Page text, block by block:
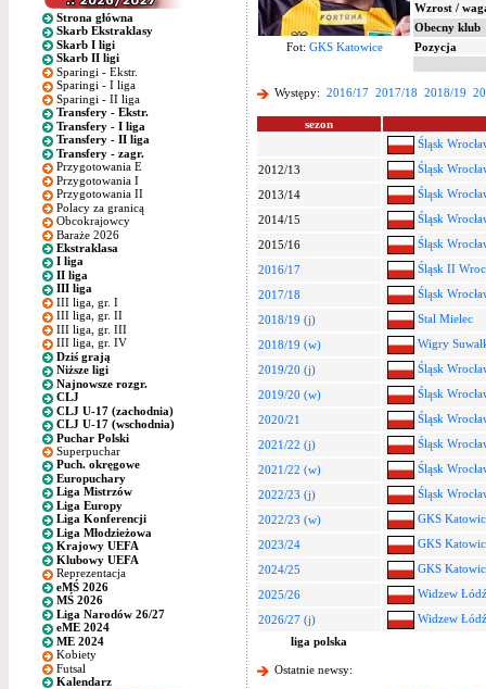
Strona główna
Skarb Ekstraklasy
Skarb I ligi
Skarb II ligi
Sparingi - Ekstr.
Sparingi - I liga
Sparingi - II liga
Transfery - Ekstr.
Transfery - I liga
Transfery - II liga
Transfery - zagr.
Przygotowania E
Przygotowania I
Przygotowania II
Polacy za granicą
Obcokrajowcy
Baraże 2026
Ekstraklasa
I liga
II liga
III liga
III liga, gr. I
III liga, gr. II
III liga, gr. III
III liga, gr. IV
Dziś grają
Niższe ligi
Najnowsze rozgr.
CLJ
CLJ U-17 (zachodnia)
CLJ U-17 (wschodnia)
Puchar Polski
Superpuchar
Puch. okręgowe
Europuchary
Liga Mistrzów
Liga Europy
Liga Konferencji
Liga Młodzieżowa
Krajowy UEFA
Klubowy UEFA
Reprezentacja
eMŚ 2026
MŚ 2026
Liga Narodów 26/27
eME 2024
ME 2024
Kobiety
Futsal
Kalendarz
Wzrost /
Obecny klub
Fot: GKS Katowice Pozycja
Występy: 2016/17 2017/18 2018/19
sezon
Śląsk
2012/13
Śląsk
2013/14
Śląsk
2014/15
Śląsk
2015/16
Śląsk
2016/17
Śląsk II
2017/18
Śląsk
2018/19 (j)
Stal Mielec
2018/19 (w)
Wigry
2019/20 (j)
Śląsk
2019/20 (w)
Śląsk
2020/21
Śląsk
2021/22 (j)
Śląsk
2021/22 (w)
Śląsk
2022/23 (j)
Śląsk
2022/23 (w)
GKS
2023/24
GKS
2024/25
GKS
2025/26
Widzew Łódź
2026/27 (j)
Widzew Łódź
liga polska
Ostatnie newsy: